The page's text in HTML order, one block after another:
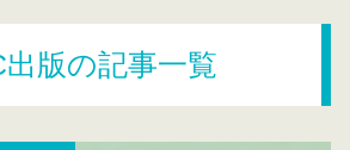
出版の記事一覧